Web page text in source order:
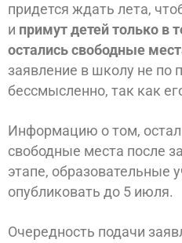
придется ждать лета,
и примут детей только в
остались свободные
заявление в школу не по
бессмысленно, так как
Информацию о том,
свободные места после
этапе, образовательные
опубликовать до 5 июля.
Очередность подачи